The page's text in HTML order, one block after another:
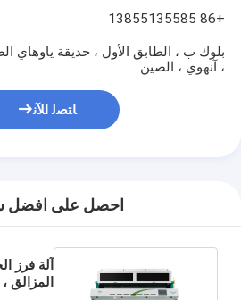
+86 13855135585
بلوك ب ، الطابق الأول ، حديقة ياوهاي
، آنهوي ، الصين
ﺎﺘﺼﻟ ﺍﻶﻧ
احصل على افضل